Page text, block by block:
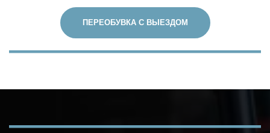
ПЕРЕОБУВКА С ВЫЕЗДОМ